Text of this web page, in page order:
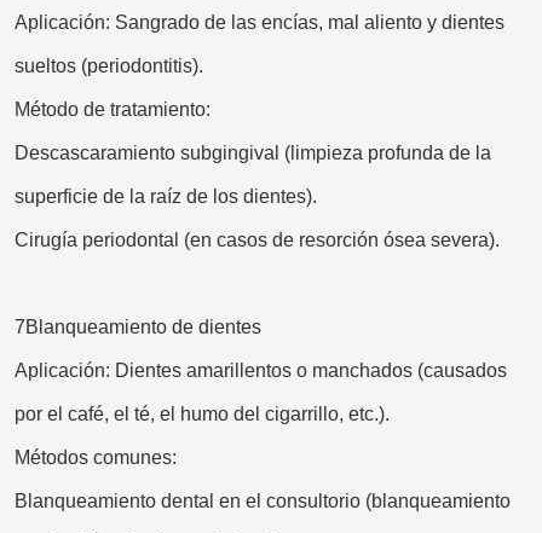
Aplicación: Sangrado de las encías, mal aliento y dientes
sueltos (periodontitis).
Método de tratamiento:
Descascaramiento subgingival (limpieza profunda de la
superficie de la raíz de los dientes).
Cirugía periodontal (en casos de resorción ósea severa).
7Blanqueamiento de dientes
Aplicación: Dientes amarillentos o manchados (causados
por el café, el té, el humo del cigarrillo, etc.).
Métodos comunes:
Blanqueamiento dental en el consultorio (blanqueamiento